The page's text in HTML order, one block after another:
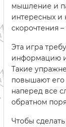
мышление и
интересных и
скорочтения
Эта игра
информацию и
Такие
повышают его
наперед все
обратном
Чтобы